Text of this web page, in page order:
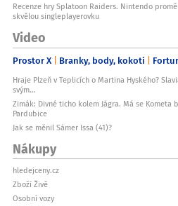
Recenze hry Splatoon Raiders. Nintendo
skvělou singleplayerovku
Video
Prostor X Branky, body, kokoti
Hraje Plzeň v Teplicích o Martina Hyského?
svým…
Zimák: Divné ticho kolem Jágra. Má se Kometa
Pardubice
Jak se měnil Sámer Issa (41)?
Nákupy
hledejceny.cz
Zboží Živě
Osobní vozy